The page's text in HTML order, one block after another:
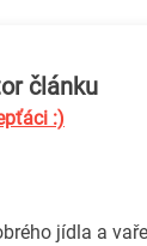
článku
:)
jídla a